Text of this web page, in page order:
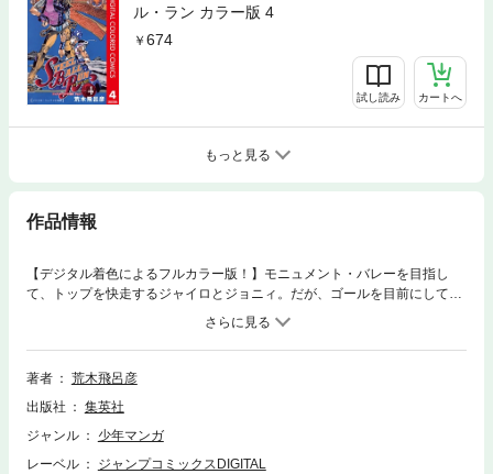
ル・ラン カラー版 4
674
試し読み カートへ
もっと見る
作品情報
【デジタル着色によるフルカラー版！】モニュメント・バレーを目指し
て、トップを快走するジャイロとジョニィ。だが、ゴールを目前にして、
またしてもテロリストの襲撃に遭う二人！ ジャイロが狙われる理由と
は!? そして、SBR（スティール・ボール・ラン）レースの真の目的が明
らかに!!
著者
荒木飛呂彦
出版社
集英社
ジャンル
少年マンガ
レーベル
ジャンプコミックスDIGITAL